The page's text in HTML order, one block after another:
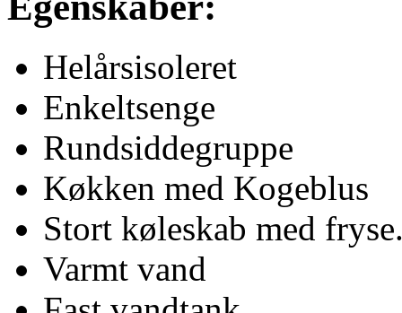
Helårsisoleret
Enkeltsenge
Rundsiddegruppe
Køkken med Kogeblus
Stort køleskab med
Varmt vand